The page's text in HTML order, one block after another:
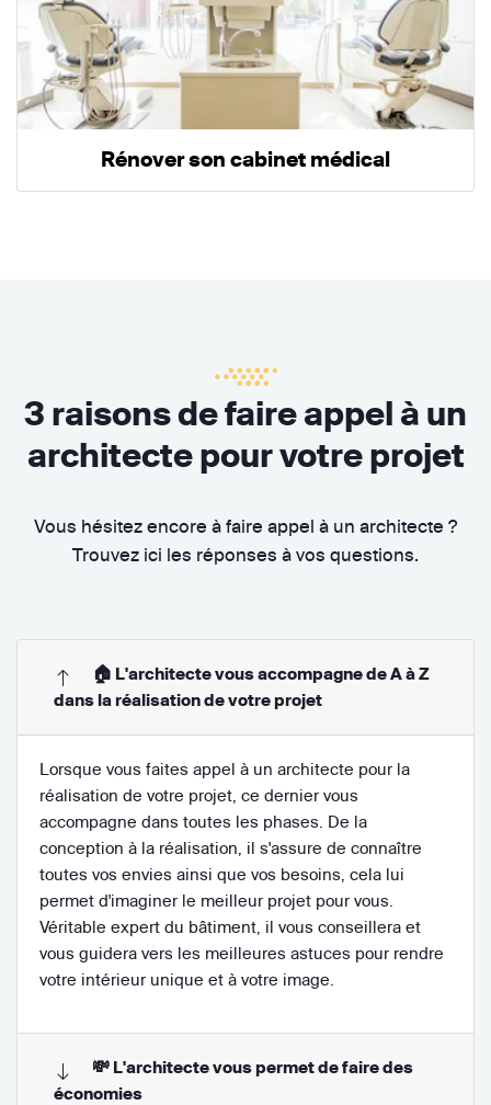
Rénover son cabinet médical
3 raisons de faire appel à un
architecte pour votre projet
Vous hésitez encore à faire appel à un architecte ?
Trouvez ici les réponses à vos questions.
🏠 L'architecte vous accompagne de A à Z
dans la réalisation de votre projet
Lorsque vous faites appel à un architecte pour la
réalisation de votre projet, ce dernier vous
accompagne dans toutes les phases. De la
conception à la réalisation, il s'assure de connaître
toutes vos envies ainsi que vos besoins, cela lui
permet d'imaginer le meilleur projet pour vous.
Véritable expert du bâtiment, il vous conseillera et
vous guidera vers les meilleures astuces pour rendre
votre intérieur unique et à votre image.
💸 L'architecte vous permet de faire des
économies